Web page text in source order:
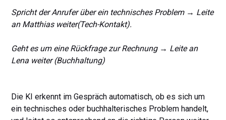
Spricht der Anrufer über ein technisches Problem → Leite
an Matthias weiter(Tech-Kontakt).
Geht es um eine Rückfrage zur Rechnung → Leite an
Lena weiter (Buchhaltung)
Die KI erkennt im Gespräch automatisch, ob es sich um
ein technisches oder buchhalterisches Problem handelt,